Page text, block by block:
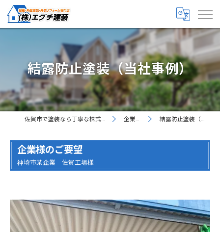
結露防止塗装（当社事例）
佐賀市で塗装なら丁寧な株式会社エグチ建装 企業様向け 結露防止塗装（当社事例）
企業様のご要望
神埼市某企業 佐賀工場様